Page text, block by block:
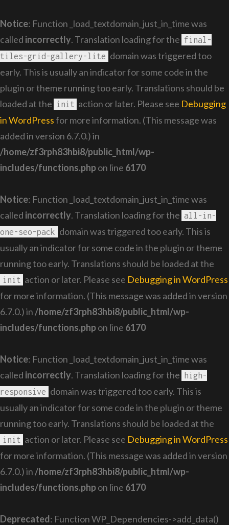
Notice: Function _load_textdomain_just_in_time was
called incorrectly. Translation loading for the final-
tiles-grid-gallery-lite domain was triggered too
early. This is usually an indicator for some code in the
plugin or theme running too early. Translations should be
loaded at the
init action or later. Please see Debugging
in WordPressfor more information. (This message was
added in version 6.7.0.) in
/home/zf3rph83hbi8/public_html/wp-
includes/functions.phpon line 6170
Notice: Function _load_textdomain_just_in_time was
called incorrectly. Translation loading for the all-in-
one-seo-pack domain was triggered too early. This is
usually an indicator for some code in the plugin or theme
running too early. Translations should be loaded at the
init action or later. Please see Debugging in WordPress
for more information. (This message was added in version
6.7.0.) in /home/zf3rph83hbi8/public_html/wp-
includes/functions.phpon line 6170
Notice: Function _load_textdomain_just_in_time was
called incorrectly. Translation loading for the
high-
responsive domain was triggered too early. This is
usually an indicator for some code in the plugin or theme
running too early. Translations should be loaded at the
init action or later. Please see Debugging in WordPress
for more information. (This message was added in version
6.7.0.) in /home/zf3rph83hbi8/public_html/wp-
includes/functions.phpon line 6170
Deprecated: Function WP_Dependencies->add_data()